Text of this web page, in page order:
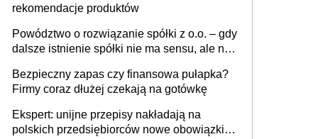
rekomendacje produktów
Powództwo o rozwiązanie spółki z o.o. – gdy
dalsze istnienie spółki nie ma sensu, ale nie
Bezpieczny zapas czy finansowa pułapka?
Firmy coraz dłużej czekają na gotówkę
Ekspert: unijne przepisy nakładają na
polskich przedsiębiorców nowe obowiązki w